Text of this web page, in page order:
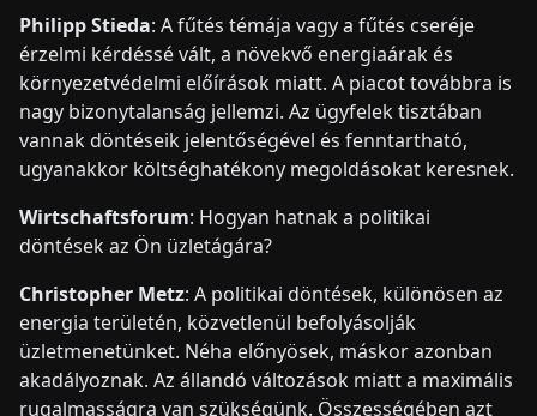
Philipp Stieda: A fűtés témája vagy a fűtés cseréje
érzelmi kérdéssé vált, a növekvő energiaárak és
környezetvédelmi előírások miatt. A piacot továbbra is
nagy bizonytalanság jellemzi. Az ügyfelek tisztában
vannak döntéseik jelentőségével és fenntartható,
ugyanakkor költséghatékony megoldásokat keresnek.
Wirtschaftsforum: Hogyan hatnak a politikai
döntések az Ön üzletágára?
Christopher Metz: A politikai döntések, különösen az
energia területén, közvetlenül befolyásolják
üzletmenetünket. Néha előnyösek, máskor azonban
akadályoznak. Az állandó változások miatt a maximális
rugalmasságra van szükségünk. Összességében azt